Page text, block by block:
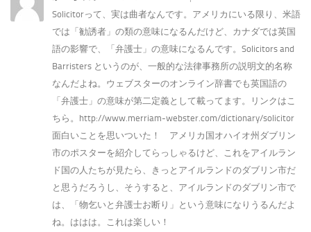
Solicitorって、実は曲者なんです。アメリカにいる限り、米語
では「勧誘者」の類の意味になるんだけど、カナダでは英国
語の影響で、「弁護士」の意味になるんです。Solicitors and
Barristers というのが、一般的な法律事務所の説明文的名称
なんだよね。ウェブスターのオンライン辞書でも英国語の
「弁護士」の意味が第二定義として載ってます。リンクはこ
ちら。http://www.merriam-webster.com/dictionary/solicitor
面白いことを思いついた！ アメリカ国オハイオ州ダブリン
市のポスターを紹介してらっしゃるけど、これをアイルラン
ド国の人たちが見たら、きっとアイルランドのダブリン市だ
と思うだろうし、そうすると、アイルランドのダブリン市で
は、「物乞いと弁護士お断り」という意味になりうるんだよ
ね。ははは。これは楽しい！